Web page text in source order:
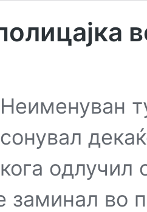
Неименуван
сонувал
кога
заминал во